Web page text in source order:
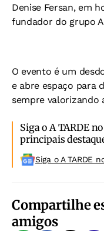
Denise Fersan, em
fundador do grupo
O evento é um
e abre espaço para
sempre
Siga o A TARDE
principais
Siga o A TARDE
Compartilhe
amigos